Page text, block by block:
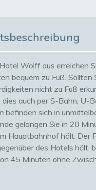
Wolff aus erreichen
bequem zu Fuß. Sollten
nicht zu Fuß
dies auch per S-Bahn, U-
befinden sich in
gelangen Sie in 20
Hauptbahnhof hält. Der
des Hotels hält,
45 Minuten ohne